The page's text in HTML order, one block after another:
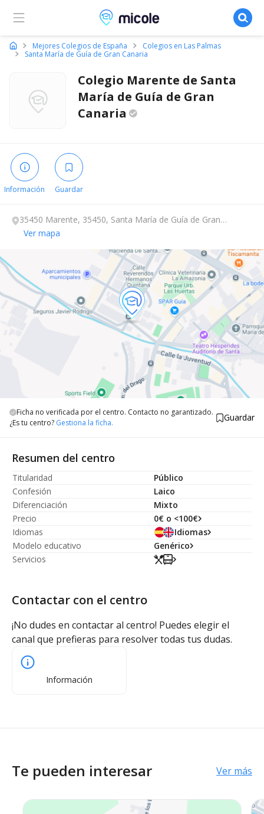
Micole, buscador de colegios
Mejores Colegios de España
Colegios en Las Palmas
Santa María de Guía de Gran Canaria
Colegio Marente de Santa
María de Guía de Gran
Canaria
Información Guardar
35450 Marente, 35450, Santa María de Guía de Gran
Canaria, Las Palmas.
Ver mapa
Ficha no verificada por el centro. Contacto no garantizado.
¿Es tu centro? Gestiona la ficha. Guardar
Resumen del centro
Titularidad
Público
Confesión
Laico
Diferenciación
Mixto
Precio
0€ o <100€
Idiomas
Idiomas
Modelo educativo
Genérico
Servicios
Contactar con el centro
¡No dudes en contactar al centro! Puedes elegir el
canal que prefieras para resolver todas tus dudas.
Información
Te pueden interesar Ver más